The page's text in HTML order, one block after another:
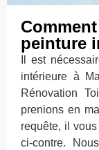
peinture
Il est
intérieure à
Rénovation
prenions en
requête, il
ci-contre.